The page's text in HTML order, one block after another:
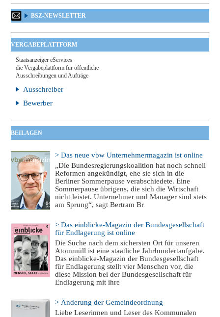
BSZ-NEWSLETTER
VERGABEPLATTFORM
Staatsanzeiger eServices
die Vergabeplattform für öffentliche
Ausschreibungen und Aufträge
Ausschreiber
Bewerber
BEILAGEN
> Das neue vbw Unternehmermagazin ist online
„Die Bundesregierungskoalition hat noch schnell
Reformen angekündigt, ehe sie sich in die
Berliner Sommerpause verabschiedete. Eine
Sommerpause übrigens, die sich die Wirtschaft
nicht leistet. Unternehmer und Manager sind stets
am Sprung“, sagt Bertram Br
> Das einblicke-Magazin der Bundesgesellschaft
für Endlagerung ist online
Die Suche nach dem sichersten Ort für unseren
Atommüll ist eine staatliche Jahrhundertaufgabe.
Das einblicke-Magazin der Bundesgesellschaft
für Endlagerung stellt vier Menschen vor, die
diese Mission bei der Bundesgesellschaft für
Endlagerung mit ihre
> Änderung der Gemeindeordnung
Liebe Leserinnen und Leser des Kommunalen